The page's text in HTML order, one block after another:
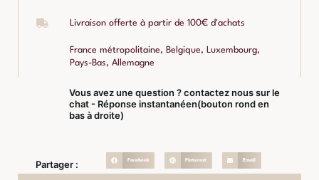
Livraison offerte à partir de 100€ d'achats
France métropolitaine, Belgique, Luxembourg,
Pays-Bas, Allemagne
Vous avez une question ? contactez nous sur le
chat - Réponse instantanéen(bouton rond en
bas à droite)
Partager : Facebook Pinterest Email